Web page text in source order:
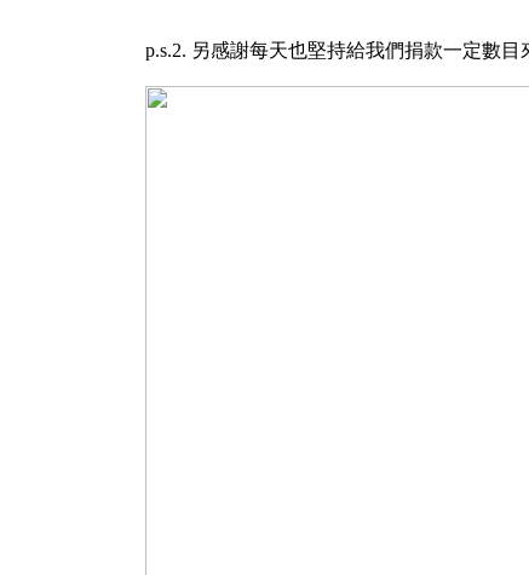
p.s.2. 另感謝每天也堅持給我們捐款一定數